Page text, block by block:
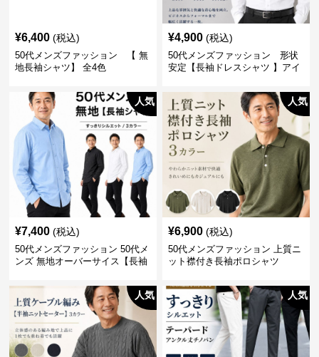
¥6,400 (税込)
50代メンズファッション 【 無
地長袖シャツ】 全4色
¥4,900 (税込)
50代メンズファッション 形状
安定【長袖ドレスシャツ 】アイ
人気
¥7,400 (税込)
50代メンズファッション 50代メ
ンズ 無地オーバーサイス【長袖
人気
¥6,900 (税込)
50代メンズファッション 上質ニ
ット襟付き長袖ポロシャツ
人気 人気